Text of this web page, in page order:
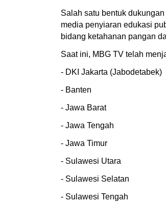
Salah satu bentuk
media penyiaran edukasi
bidang ketahanan pangan
Saat ini, MBG TV telah
- DKI Jakarta (Jabodetabek)
- Banten
- Jawa Barat
- Jawa Tengah
- Jawa Timur
- Sulawesi Utara
- Sulawesi Selatan
- Sulawesi Tengah